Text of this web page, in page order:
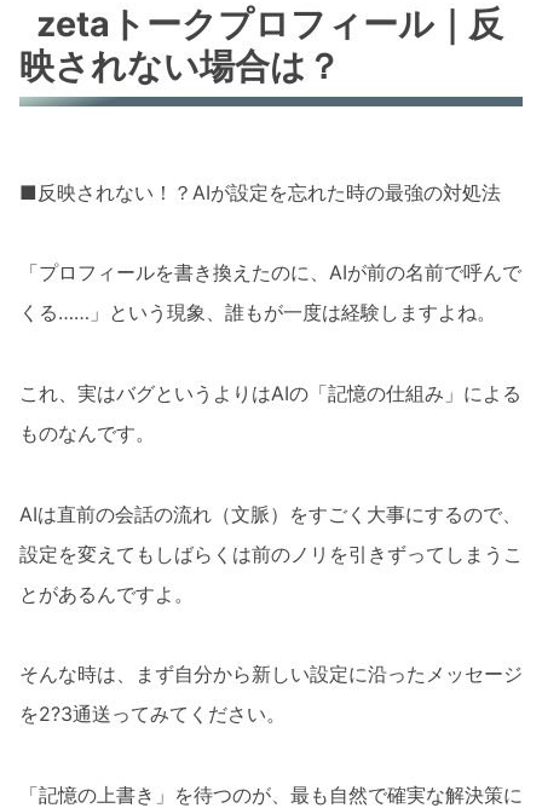
zetaトークプロフィール｜反
映されない場合は？
■反映されない！？AIが設定を忘れた時の最強の対処法
「プロフィールを書き換えたのに、AIが前の名前で呼んで
くる……」という現象、誰もが一度は経験しますよね。
これ、実はバグというよりはAIの「記憶の仕組み」による
ものなんです。
AIは直前の会話の流れ（文脈）をすごく大事にするので、
設定を変えてもしばらくは前のノリを引きずってしまうこ
とがあるんですよ。
そんな時は、まず自分から新しい設定に沿ったメッセージ
を2?3通送ってみてください。
「記憶の上書き」を待つのが、最も自然で確実な解決策に